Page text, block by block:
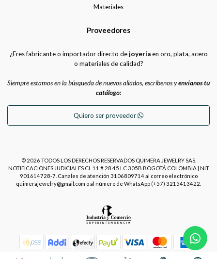
Materiales
Proveedores
¿Eres fabricante o importador directo dejoyeríaen oro, plata, acero
o materiales de calidad?
Siempre estamos en la búsqueda de nuevos aliados, escríbenos yenvíanos tu
catálogo:
Quiero ser proveedor
© 2026 TODOS LOS DERECHOS RESERVADOS QUIMERA JEWELRY SAS.
NOTIFICACIONES JUDICIALES CL 11 # 28 45 LC 305B BOGOTÁ COLOMBIA | NIT
901614728-7. Canales de atención 3106809714 al correo electrónico
quimerajewelry@gmail.com o al número de WhatsApp (+57) 3215413422.